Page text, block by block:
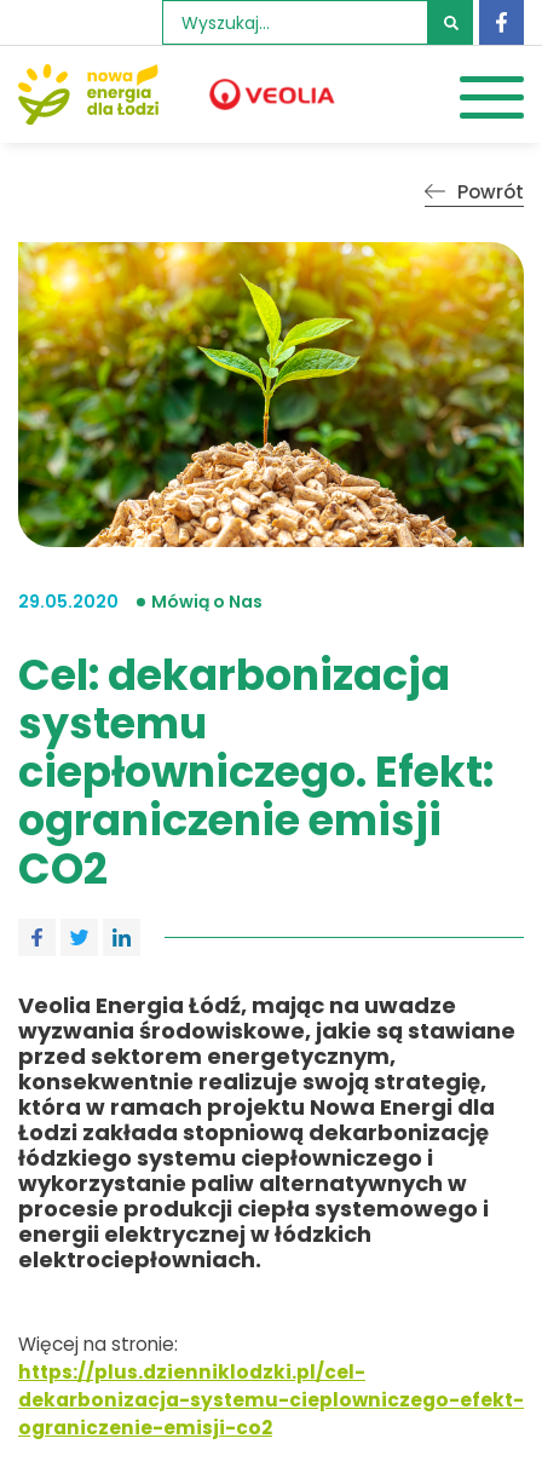
Szukaj:
Powrót
29.05.2020 Mówią o Nas
Cel: dekarbonizacja
systemu
ciepłowniczego. Efekt:
ograniczenie emisji
CO2
Veolia Energia Łódź, mając na uwadze
wyzwania środowiskowe, jakie są stawiane
przed sektorem energetycznym,
konsekwentnie realizuje swoją strategię,
która w ramach projektu Nowa Energi dla
Łodzi zakłada stopniową dekarbonizację
łódzkiego systemu ciepłowniczego i
wykorzystanie paliw alternatywnych w
procesie produkcji ciepła systemowego i
energii elektrycznej w łódzkich
elektrociepłowniach.
Więcej na stronie:
https://plus.dzienniklodzki.pl/cel-
dekarbonizacja-systemu-cieplowniczego-efekt-
ograniczenie-emisji-co2